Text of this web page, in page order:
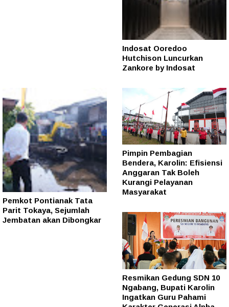
Indosat Ooredoo
Hutchison Luncurkan
Zankore by Indosat
Pemkot Pontianak Tata
Parit Tokaya, Sejumlah
Jembatan akan Dibongkar
Pimpin Pembagian
Bendera, Karolin: Efisiensi
Anggaran Tak Boleh
Kurangi Pelayanan
Masyarakat
Resmikan Gedung SDN 10
Ngabang, Bupati Karolin
Ingatkan Guru Pahami